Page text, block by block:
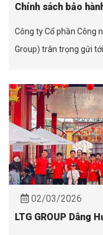
Chính sách bảo
Công ty Cổ phần Công
Group) trân trọng gửi tới
02/03/2026
LTG GROUP Dâng